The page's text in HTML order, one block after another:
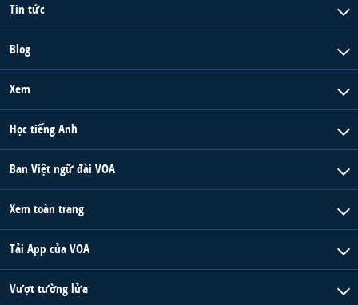
Tin tức
Blog
Xem
Học tiếng Anh
Ban Việt ngữ đài VOA
Xem toàn trang
Tải App của VOA
Vượt tường lửa